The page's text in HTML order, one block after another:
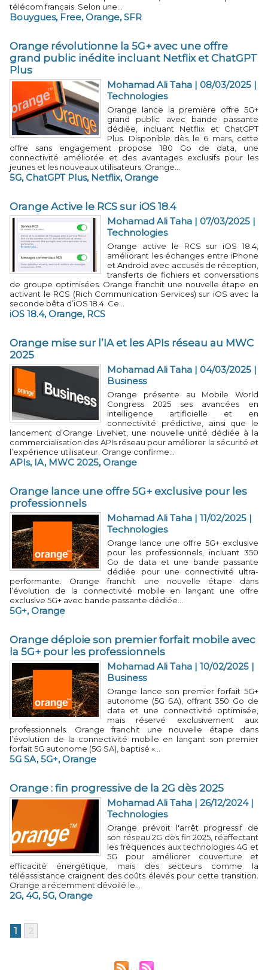
télécom français. Selon une...
Bouygues, Free, Orange,SFR
Orange révolutionne la 5G+ avec une offre
grand public inédite incluant Netflix et ChatGPT
Plus
Mohamad Ali Taha | 08/03/2025 |
Technologies
Orange lance la première offre 5G+
grand public avec bande passante
dédiée, incluant Netflix et ChatGPT
Plus. Disponible dès le 6 mars, cette
offre sans engagement propose 180 Go de data, une
connectivité améliorée et des avantages exclusifs pour les
jeunes et les nouveaux utilisateurs. Orange...
5G, ChatGPT Plus, Netflix, Orange
Orange Active le RCS sur iOS 18.4
Mohamad Ali Taha | 07/03/2025 |
Technologies
Orange active le RCS sur iOS 18.4,
améliorant les échanges entre iPhone
et Android avec accusés de réception,
transferts de fichiers et conversations
de groupe optimisées. Orange franchit une nouvelle étape en
activant le RCS (Rich Communication Services) sur iOS avec la
seconde bêta d’iOS 18.4. Ce...
iOS 18.4, Orange, RCS
Orange mise sur l’IA et les APIs réseau au MWC
2025
Mohamad Ali Taha | 04/03/2025 |
Business
Orange présente au Mobile World
Congress 2025 ses avancées en
intelligence artificielle et en
connectivité prédictive, ainsi que le
lancement d’Orange LiveNet, une nouvelle unité dédiée à la
commercialisation des APIs réseau pour améliorer la sécurité et
l’expérience utilisateur. Orange confirme...
APIs, IA, MWC 2025, Orange
Orange lance une offre 5G+ exclusive pour les
professionnels
Mohamad Ali Taha | 11/02/2025 |
Technologies
Orange lance une offre 5G+ exclusive
pour les professionnels, incluant 350
Go de data et une bande passante
dédiée pour une connectivité ultra-
performante. Orange franchit une nouvelle étape dans
l’évolution de la connectivité mobile en lançant une offre
exclusive 5G+ avec bande passante dédiée...
5G+, Orange
Orange déploie son premier forfait mobile avec
la 5G+ pour les professionnels
Mohamad Ali Taha | 10/02/2025 |
Business
Orange lance son premier forfait 5G+
autonome (5G SA), offrant 350 Go de
data et une connectivité optimisée,
mais réservé exclusivement aux
professionnels. Orange franchit une nouvelle étape dans
l’évolution de la connectivité mobile en lançant son premier
forfait 5G autonome (5G SA), baptisé «...
5G SA,5G+, Orange
Orange : fin progressive de la 2G dès 2025
Mohamad Ali Taha | 26/12/2024|
Technologies
Orange prévoit l'arrêt progressif de
son réseau 2G dès fin 2025, réaffectant
les fréquences aux technologies 4G et
5G pour améliorer couverture et
efficacité énergétique, mais des secteurs comme la
téléassistance craignent des coûts élevés pour cette transition.
Orange a récemment dévoilé le...
2G,4G,5G, Orange
1 2